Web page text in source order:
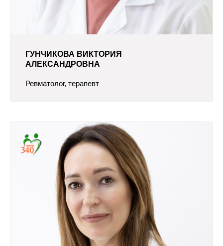
ГУНЧИКОВА ВИКТОРИЯ
АЛЕКСАНДРОВНА
Ревматолог, терапевт